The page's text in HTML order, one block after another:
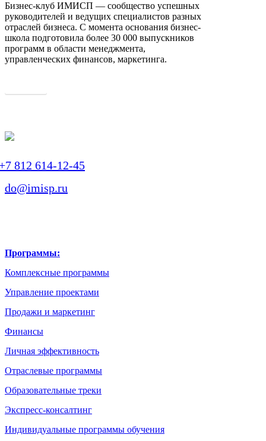
Бизнес-клуб ИМИСП — сообщество успешных
руководителей и ведущих специалистов разных
отраслей бизнеса. С момента основания бизнес-
школа подготовила более 30 000 выпускников
программ в области менеджмента,
управленческих финансов, маркетинга.
812 614-12-45
do@imisp.ru
Программы:
Комплексные программы
Управление проектами
Продажи и маркетинг
Финансы
Личная эффективность
Отраслевые программы
Образовательные треки
Экспресс-консалтинг
Индивидуальные программы обучения